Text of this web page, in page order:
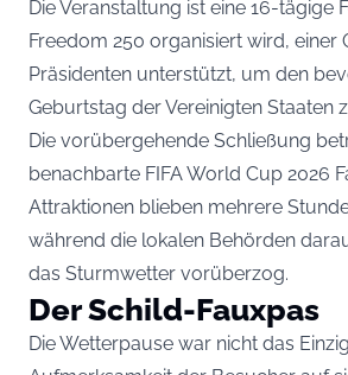
Die Veranstaltung ist eine 16-tägige
Freedom 250 organisiert wird, einer
Präsidenten unterstützt, um den
Geburtstag der Vereinigten Staaten
Die vorübergehende Schließung
benachbarte FIFA World Cup 2026
Attraktionen blieben mehrere
während die lokalen Behörden
das Sturmwetter vorüberzog.
Der Schild-Fauxpas
Die Wetterpause war nicht das